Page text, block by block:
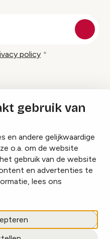
gebruik van
en andere gelijkwaardige
o.a. om de website
gebruik van de website
en advertenties te
lees ons
policy
Magazine